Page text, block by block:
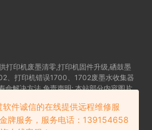
打印机废墨清零,打印机固件升级,硒鼓墨
、打印机错误1700、1702废墨水收集器
命解决方法 免责声明: 本站部分内容图片
4号-18
件诚信的在线提供远程维修服
牌服务，服务电话：139154658